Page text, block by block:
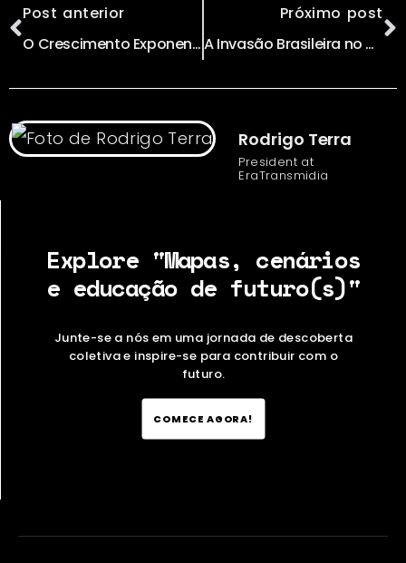
Post anterior
O Crescimento Exponencial Transformará a Humanidade nos Próximos 30 Anos
Próximo post
A Invasão Brasileira no SXSW
Rodrigo Terra
President at
EraTransmidia
Explore "Mapas, cenários
e educação de futuro(s)"
Junte-se a nós em uma jornada de descoberta
coletiva e inspire-se para contribuir com o
futuro.
COMECE AGORA!